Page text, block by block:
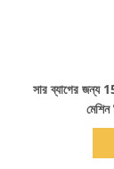
সার ব্যাগের জন্য